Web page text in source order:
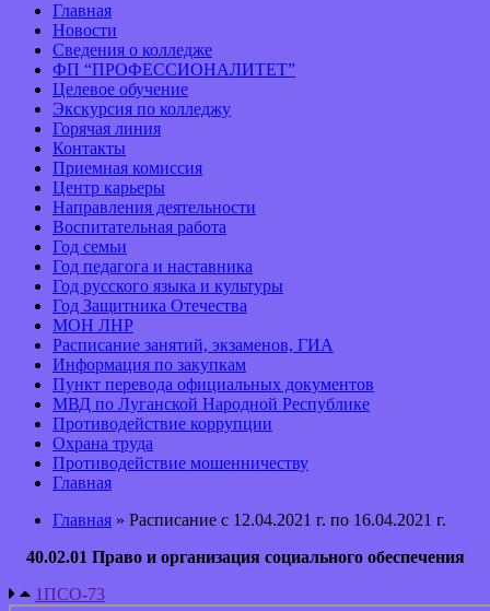
Главная
Новости
Сведения о колледже
ФП “ПРОФЕССИОНАЛИТЕТ”
Целевое обучение
Экскурсия по колледжу
Горячая линия
Контакты
Приемная комиссия
Центр карьеры
Направления деятельности
Воспитательная работа
Год семьи
Год педагога и наставника
Год русского языка и культуры
Год Защитника Отечества
МОН ЛНР
Расписание занятий, экзаменов, ГИА
Информация по закупкам
Пункт перевода официальных документов
МВД по Луганской Народной Республике
Противодействие коррупции
Охрана труда
Противодействие мошенничеству
Главная
Главная » Расписание с 12.04.2021 г. по 16.04.2021 г.
40.02.01 Право и организация социального обеспечения
1ПСО-73